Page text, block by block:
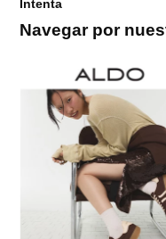
Intenta
Navegar por